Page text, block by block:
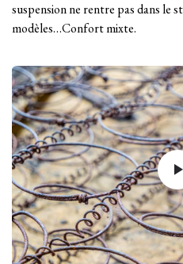
suspension ne rentre pas dans le
modèles…Confort mixte.